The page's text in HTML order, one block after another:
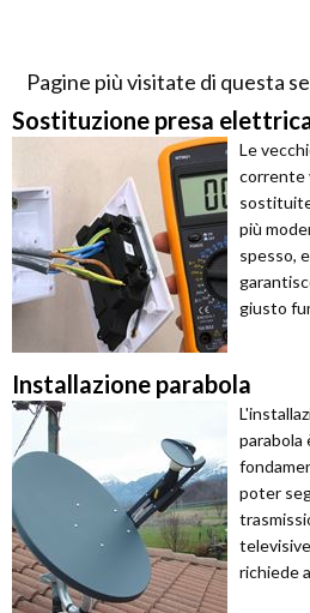
Pagine più visitate di questa
Sostituzione presa
Le
corrente
più
spesso,
giusto
Installazione parabola
parabola
poter
richiede